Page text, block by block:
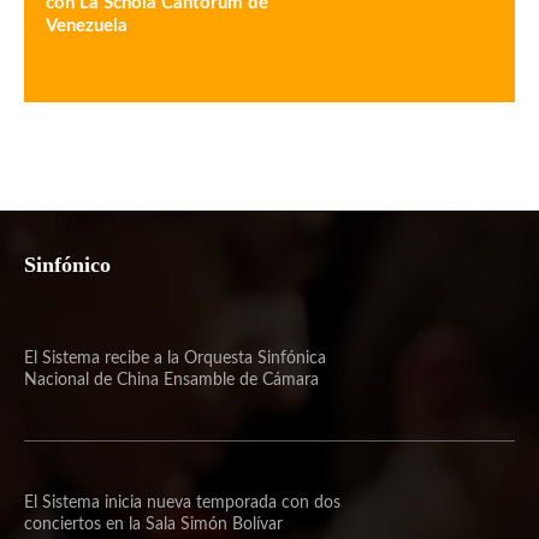
Venezuela
Sinfónico
El Sistema recibe a la Orquesta Sinfónica
Nacional de China Ensamble de Cámara
El Sistema inicia nueva temporada con dos
conciertos en la Sala Simón Bolívar